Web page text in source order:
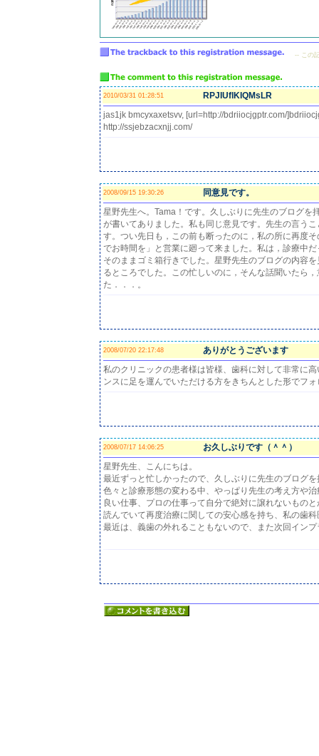
-- この
2010/03/31 01:28:51
RPJIUflKIQMsLR
jas1jk bmcyxaxetsvv, [url=http://bdriiocjgptr.com/
http://ssjebzacxnjj.com/
2008/09/15 19:30:26
同意見です。
星野先生へ。Tama！です。久しぶりに先生のブログ
が書いてありました。私も同じ意見です。先生の言う
す。つい先日も，この前も断ったのに，私の所に再度
でお時間を」と営業に廻って来ました。私は，診療中
そのままゴミ箱行きでした。星野先生のブログの内容
るところでした。この忙しいのに，そんな話聞いたら
た．．．。
2008/07/20 22:17:48
ありがとうございます
私のクリニックの患者様は皆様、歯科に対して非常に
ンスに足を運んでいただける方をきちんとした形でフ
2008/07/17 14:06:25
お久しぶりです（＾＾）
星野先生、こんにちは。
最近ずっと忙しかったので、久しぶりに先生のブログ
色々と診療形態の変わる中、やっぱり先生の考え方や
良い仕事、プロの仕事って自分で絶対に譲れないもの
読んでいて再度治療に関しての安心感を持ち、私の歯
最近は、義歯の外れることもないので、また次回イン